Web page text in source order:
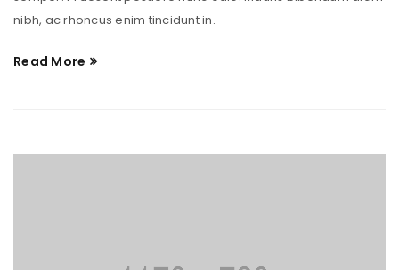
nibh, ac rhoncus enim tincidunt in.
Read More